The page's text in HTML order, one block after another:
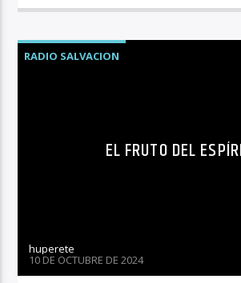
RADIO SALVACION
EL FRUTO DEL
huperete
10 DE OCTUBRE DE 2024